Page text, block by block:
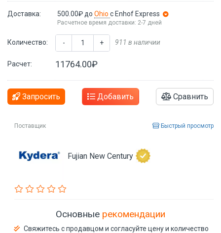
Доставка: 500.00₽ до Ohio с Enhof Express
Расчетное время доставки: 2-7 дней
Количество: - + 911 в наличии
Расчет: 11764.00₽
Запросить Добавить Сравнить
Поставщик Быстрый просмотр
Fujian New Century
Основные рекомендации
Свяжитесь с продавцом и согласуйте цену и количество